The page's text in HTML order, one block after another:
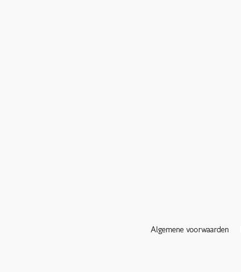
Algemene voorwaarden